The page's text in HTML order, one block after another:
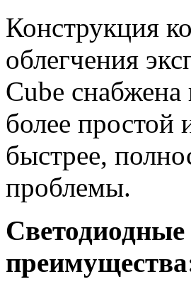
Конструкция
облегчения
Cube
более простой
быстрее,
проблемы.